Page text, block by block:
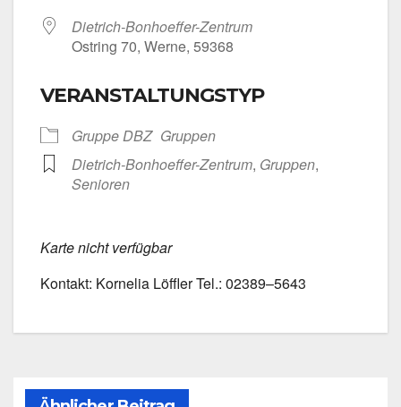
Dietrich-Bonhoeffer-Zentrum
Ost­ring 70, Wer­ne, 59368
VERANSTALTUNGSTYP
Grup­pe DBZ Grup­pen
Dietrich-Bonhoeffer-Zentrum, Grup­pen,
Senio­ren
Kar­te nicht ver­füg­bar
Kon­takt: Kor­ne­lia Löff­ler Tel.: 02389–5643